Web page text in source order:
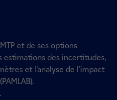
et de ses options
estimations des incertitudes,
et l’analyse de l’impact